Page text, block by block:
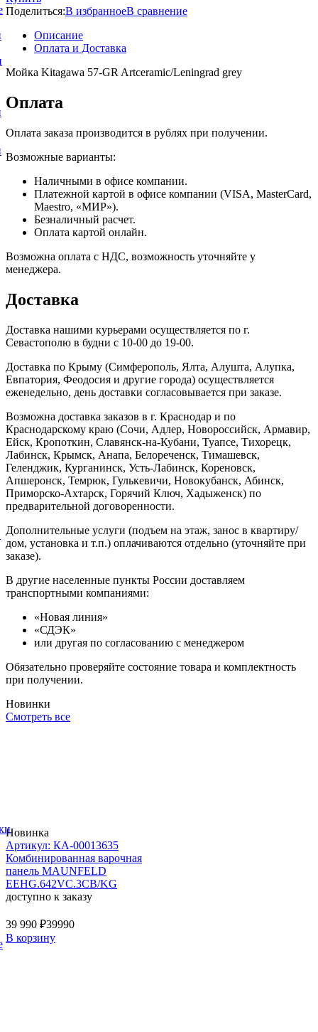
Поделиться:В избранноеВ сравнение
Описание
Оплата и Доставка
Мойка Kitagawa 57-GR Artceramic/Leningrad grey
Оплата
Оплата заказа производится в рублях при получении.
Возможные варианты:
Наличными в офисе компании.
Платежной картой в офисе компании (VISA, MasterCard,
Maestro, «МИР»).
Безналичный расчет.
Оплата картой онлайн.
Возможна оплата с НДС, возможность уточняйте у
менеджера.
Доставка
Доставка нашими курьерами осуществляется по г.
Севастополю в будни с 10-00 до 19-00.
Доставка по Крыму (Симферополь, Ялта, Алушта, Алупка,
Евпатория, Феодосия и другие города) осуществляется
еженедельно, день доставки согласовывается при заказе.
Возможна доставка заказов в г. Краснодар и по
Краснодарскому краю (Сочи, Адлер, Новороссийск, Армавир,
Ейск, Кропоткин, Славянск-на-Кубани, Туапсе, Тихорецк,
Лабинск, Крымск, Анапа, Белореченск, Тимашевск,
Геленджик, Курганинск, Усть-Лабинск, Кореновск,
Апшеронск, Темрюк, Гулькевичи, Новокубанск, Абинск,
Приморско-Ахтарск, Горячий Ключ, Хадыженск) по
предварительной договоренности.
Дополнительные услуги (подъем на этаж, занос в квартиру/
дом, установка и т.п.) оплачиваются отдельно (уточняйте при
заказе).
В другие населенные пункты России доставляем
транспортными компаниями:
«Новая линия»
«СДЭК»
или другая по согласованию с менеджером
Обязательно проверяйте состояние товара и комплектность
при получении.
Новинки
Смотреть все
Новинка
Артикул: КА-00013635
Комбинированная варочная
панель MAUNFELD
EEHG.642VC.3CB/KG
доступно к заказу
39 990 ₽39990
В корзину